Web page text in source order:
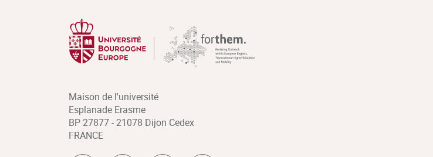
Maison de l'université
Esplanade Erasme
BP 27877 - 21078 Dijon Cedex
FRANCE